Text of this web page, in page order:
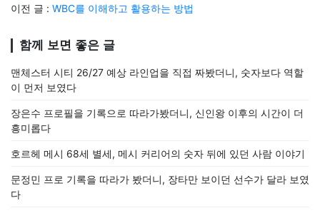
이전 글 : WBC를 이해하고 활용하는 방법
함께 보면 좋은 글
맨체스터 시티 26/27 예상 라인업을 직접 짜봤더니, 숫자보다 역할
이 먼저 보였다
장은수 프로필을 기록으로 따라가봤더니, 신인왕 이후의 시간이 더
흥미롭다
호르헤 메시 68세 별세, 메시 커리어의 숫자 뒤에 있던 사람 이야기
문정민 프로 기록을 따라가 봤더니, 장타만 보이던 선수가 달라 보였
다